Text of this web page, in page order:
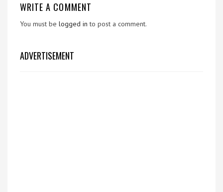
WRITE A COMMENT
You must be logged in to post a comment.
ADVERTISEMENT